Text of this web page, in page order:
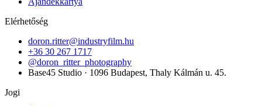
Elérhetőség
doron.ritter@industryfilm.hu
+36 30 267 1717
@doron_ritter_photography
Base45 Studio · 1096 Budapest, Thaly Kálmán u. 45.
Jogi